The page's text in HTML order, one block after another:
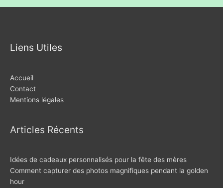
Liens Utiles
Accueil
Contact
Mentions légales
Articles Récents
Idées de cadeaux personnalisés pour la fête des mères
Comment capturer des photos magnifiques pendant la golden
hour